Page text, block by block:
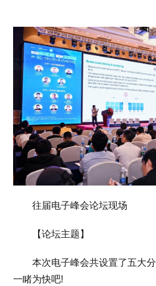
往届电子峰会论坛现场
【论坛主题】
本次电子峰会共设置了五大分
一睹为快吧!